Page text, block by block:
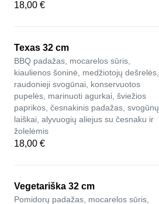
18,00 €
Texas 32 cm
BBQ padažas, mocarelos sūris,
kiaulienos šoninė, medžiotojų dešrelės,
raudonieji svogūnai, konservuotos
pupelės, marinuoti agurkai, šviežios
paprikos, česnakinis padažas, svogūnų
laiškai, alyvuogių aliejus su česnaku ir
žolelėmis
18,00 €
Vegetariška 32 cm
Pomidorų padažas, mocarelos sūris,